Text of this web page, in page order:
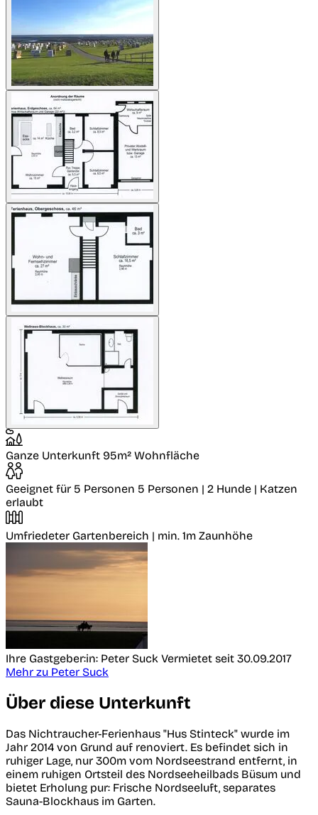
Ganze Unterkunft 95m² Wohnfläche
Geeignet für 5 Personen 5 Personen | 2 Hunde | Katzen
erlaubt
Umfriedeter Gartenbereich | min. 1m Zaunhöhe
Ihre Gastgeber:in: Peter Suck Vermietet seit 30.09.2017
Mehr zu Peter Suck
Über diese Unterkunft
Das Nichtraucher-Ferienhaus "Hus Stinteck" wurde im
Jahr 2014 von Grund auf renoviert. Es befindet sich in
ruhiger Lage, nur 300m vom Nordseestrand entfernt, in
einem ruhigen Ortsteil des Nordseeheilbads Büsum und
bietet Erholung pur: Frische Nordseeluft, separates
Sauna-Blockhaus im Garten.